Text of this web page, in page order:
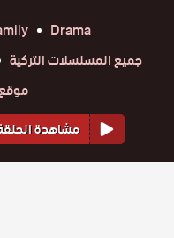
Drama
جميع المسلسلات التركية
مشاهدة